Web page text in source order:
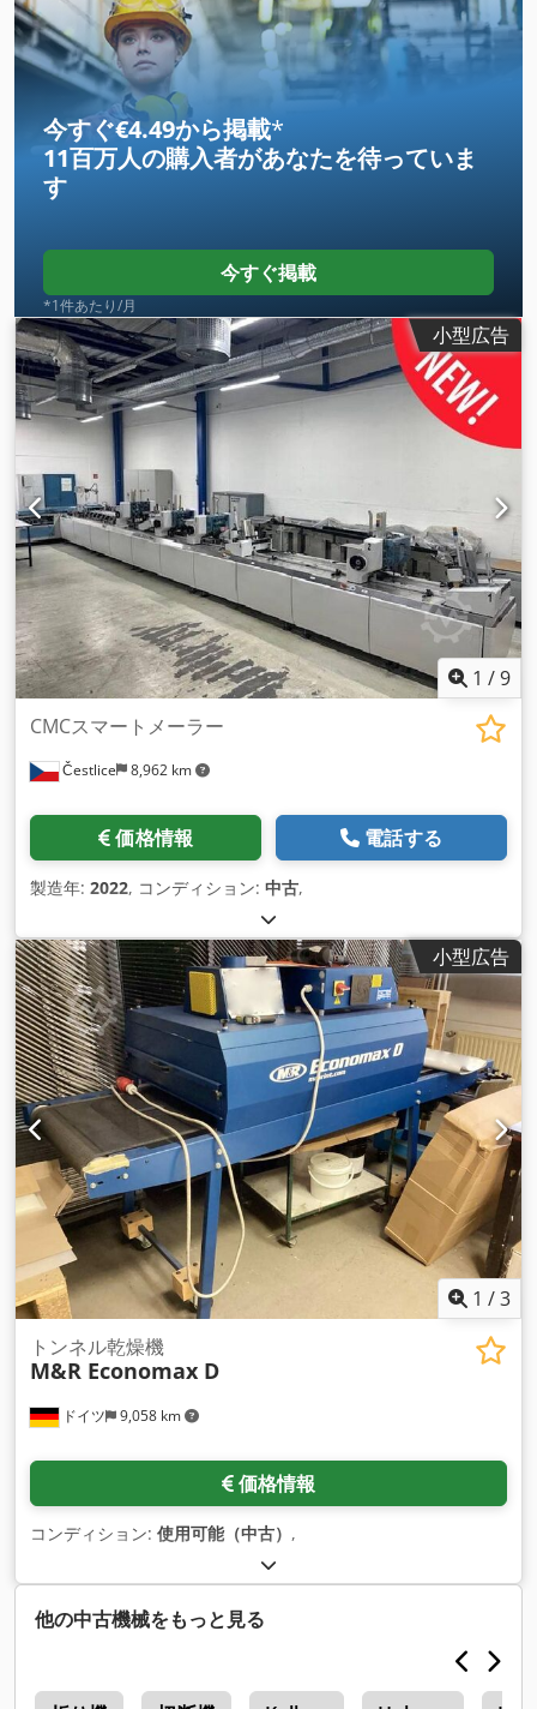
今すぐ€4.49から掲載*
11百万人の購入者があなたを待っていま
す
今すぐ掲載
*1件あたり/月
小型広告
1 /9
Čestlice 8,962 km
CMCスマートメーラー
価格情報 電話する
製造年: 2022, コンディション: 中古,
小型広告
1 /3
ドイツ 9,058 km
トンネル乾燥機
M&R Economax D
価格情報
コンディション: 使用可能（中古） ,
他の中古機械をもっと見る